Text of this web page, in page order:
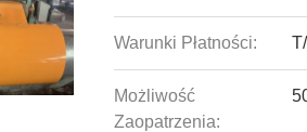
Warunki Płatności:
Możliwość
Zaopatrzenia: